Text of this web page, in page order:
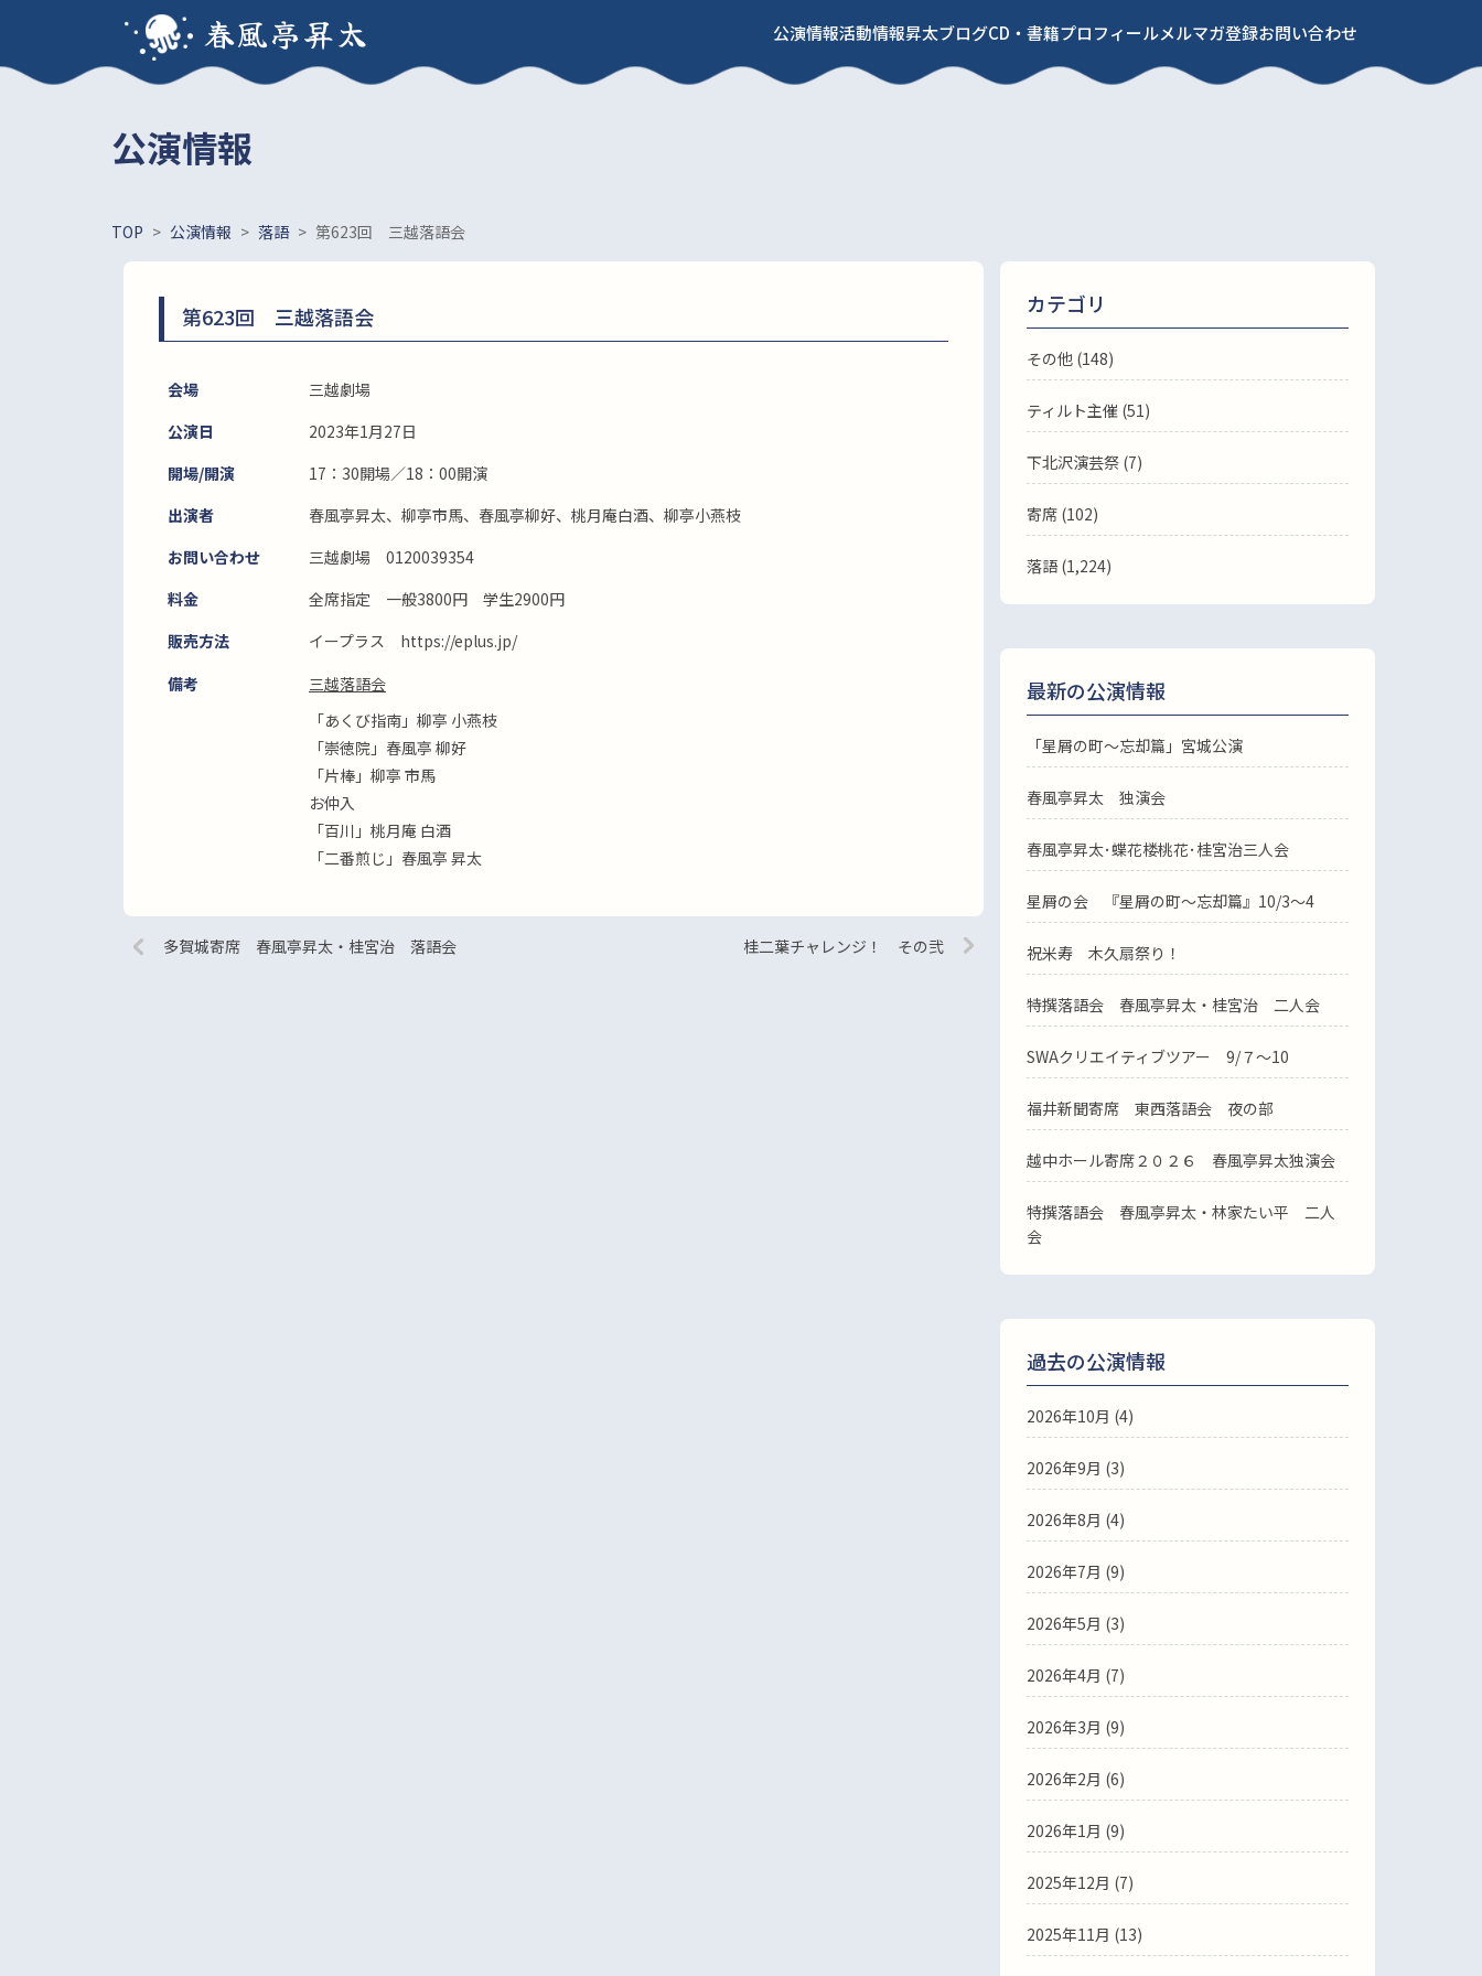
春風亭昇太 公演情報活動情報昇太ブログCD・書籍プロフィールメルマガ登録お問い合わせ
公演情報
TOP > 公演情報 > 落語 > 第623回 三越落語会
第623回 三越落語会
会場
三越劇場
公演日
2023年1月27日
開場/開演
17：30開場／18：00開演
出演者
春風亭昇太、柳亭市馬、春風亭柳好、桃月庵白酒、柳亭小燕枝
お問い合わせ
三越劇場 0120039354
料金
全席指定 一般3800円 学生2900円
販売方法
イープラス https://eplus.jp/
備考
三越落語会
「あくび指南」柳亭 小燕枝
「崇徳院」春風亭 柳好
「片棒」柳亭 市馬
お仲入
「百川」桃月庵 白酒
「二番煎じ」春風亭 昇太
多賀城寄席 春風亭昇太・桂宮治 落語会 桂二葉チャレンジ！ その弐
カテゴリ
その他 (148)
ティルト主催 (51)
下北沢演芸祭 (7)
寄席 (102)
落語(1,224)
最新の公演情報
「星屑の町～忘却篇」宮城公演
春風亭昇太 独演会
春風亭昇太･蝶花楼桃花･桂宮治三人会
星屑の会 『星屑の町～忘却篇』10/3～4
祝米寿 木久扇祭り！
特撰落語会 春風亭昇太・桂宮治 二人会
SWAクリエイティブツアー 9/７～10
福井新聞寄席 東西落語会 夜の部
越中ホール寄席２０２６ 春風亭昇太独演会
特撰落語会 春風亭昇太・林家たい平 二人
会
過去の公演情報
2026年10月 (4)
2026年9月 (3)
2026年8月 (4)
2026年7月 (9)
2026年5月 (3)
2026年4月 (7)
2026年3月 (9)
2026年2月 (6)
2026年1月 (9)
2025年12月 (7)
2025年11月 (13)